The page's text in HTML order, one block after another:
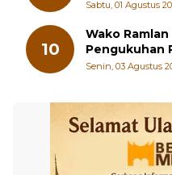
Sungai
Sabtu, 01 Agustus
10
Wako
Pengukuhan
LMKB Periode
Senin, 03 Agustus